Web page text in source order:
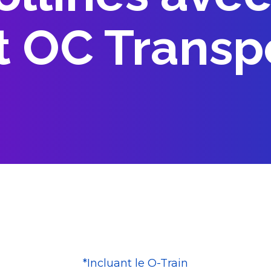
OC
*Incluant le O-Train